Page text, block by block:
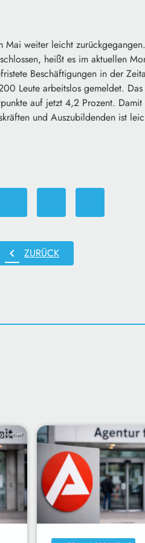
Mai weiter leicht
heißt es im aktuellen
Beschäftigungen in der
Leute arbeitslos gemeldet.
auf jetzt 4,2 Prozent.
und Auszubildenden ist
chevron_left ZURÜCK